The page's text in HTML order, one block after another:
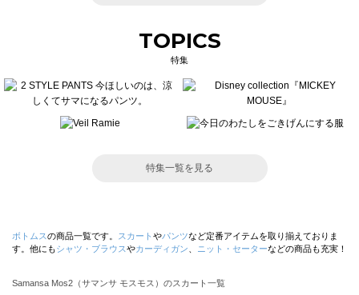
TOPICS
特集
特集一覧を見る
ボトムスの商品一覧です。 スカート やパンツなど定番アイテムを取り揃えておりま
す。他にもシャツ・ブラウスやカーディガン ニット・セーターなどの商品も充実！
Samansa Mos2（サマンサ モスモス）のスカート一覧